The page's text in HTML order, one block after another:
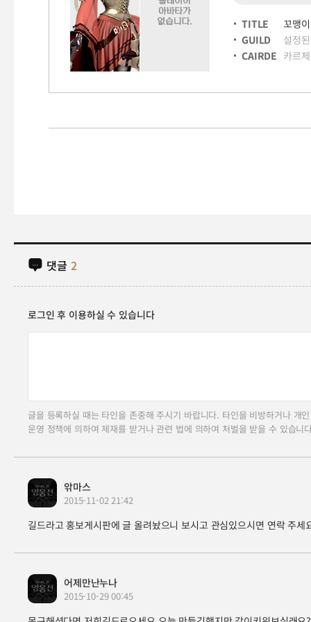
TITLE
꼬맹이
GUILD
설정
CAIRDE 카르
댓글 2
로그인 후 이용하실 수 있습니다
글을 등록하실 때는 타인을 존중해 주시기 바랍니다. 타인을 비방하거나 개
운영 정책에 의하여 제재를 받거나 관련 법에 의하여 처벌을 받을 수 있습니
앆마스
2015-11-02 21:42
길드라고 홍보게시판에 글 올려놨으니 보시고 관심있으시면 연락 주세
어제만난누나
2015-10-29 00:45